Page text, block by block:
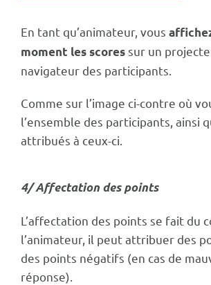
En tant qu’animateur, vous
moment les scoressur un
navigateur des participants.
Comme sur l’image ci-contre où
l’ensemble des participants, ainsi
attribués à ceux-ci.
4/ Affectation des points
L’affectation des points se fait du
l’animateur, il peut attribuer des
des points négatifs (en cas de
réponse).